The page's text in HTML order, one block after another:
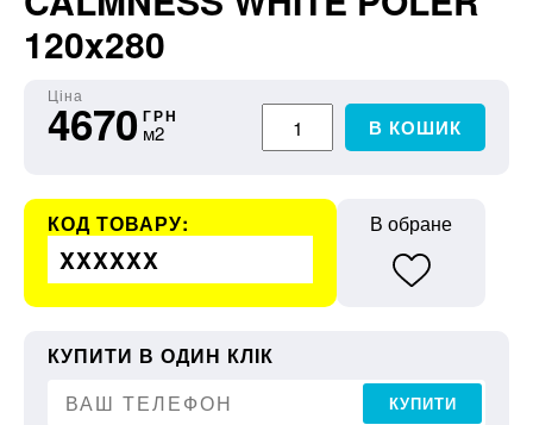
120x280
Ціна
4670 ГРН
м2 В КОШИК
КОД ТОВАРУ:
XXXXXX
В обране
КУПИТИ В ОДИН КЛІК
КУПИТИ